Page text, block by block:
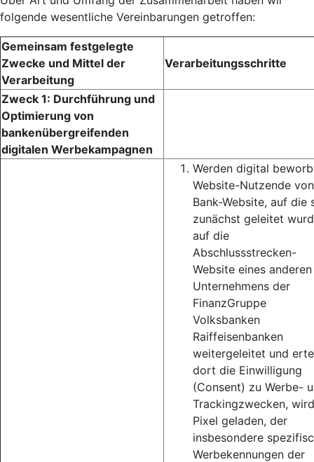
folgende wesentliche Vereinbarungen getroffen:
Gemeinsam festgelegte
Zwecke und Mittel der
Verarbeitung
Verarbeitungsschritte
Zweck 1: Durchführung und
Optimierung von
bankenübergreifenden
digitalen Werbekampagnen
Werden digital
Website-Nutzende
Bank-Website, auf die
zunächst geleitet
auf die
Abschlussstrecken-
Website eines anderen
Unternehmens der
FinanzGruppe
Volksbanken
Raiffeisenbanken
weitergeleitet und
dort die Einwilligung
(Consent) zu Werbe-
Trackingzwecken,
Pixel geladen, der
insbesondere
Werbekennungen der